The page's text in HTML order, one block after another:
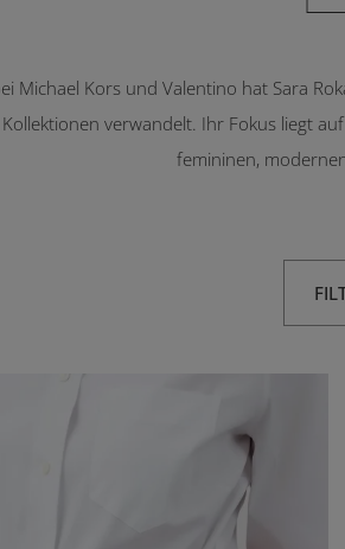
Michael Kors und Valentino hat Sara
verwandelt. Ihr Fokus liegt
femininen,